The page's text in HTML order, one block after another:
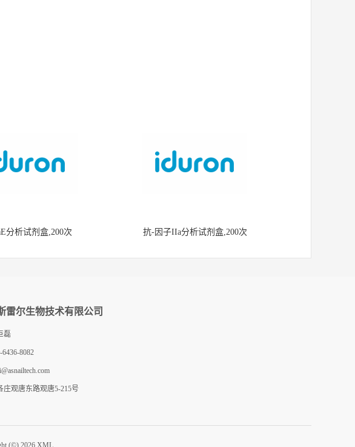
分析试剂盒,200次 抗-因子IIa分析试剂盒,200次
雷尔生物技术有限公司
磊
8082
庄观唐东路观唐5-215号
(©) 2026 XML